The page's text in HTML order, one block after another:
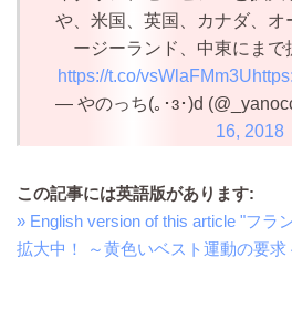
や、米国、英国、カナダ、オ
ージーランド、中東にまで
https://t.co/vsWlaFMm3U
— やのっち(｡･ɜ･)d
16, 2018
この記事には英語版があります:
» English version of this article "フラ
拡大中！ ～黄色いベスト運動の要求